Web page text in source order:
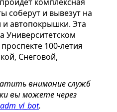
комплексная
соберут и вывезут на
и автопокрышки. Эта
Университетском
100-летия
Снеговой,
внимание служб
вы можете через
.